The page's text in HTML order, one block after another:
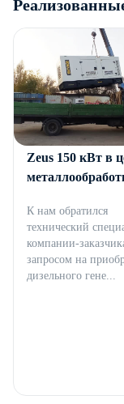
Дизельный
Zeus 150 кВт в
К нам обратился
технический
компании-
запросом на
дизельного гене...